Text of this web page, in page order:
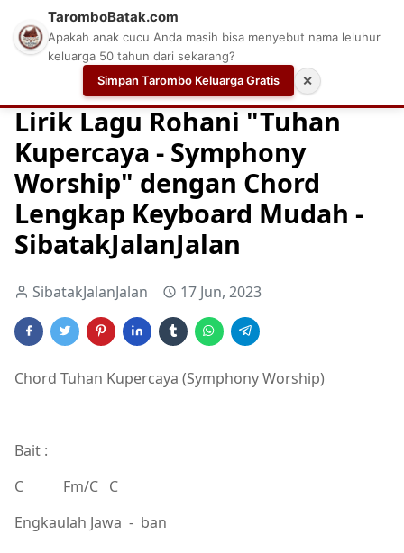
Chord Chord Gitar Lagu Rohani Chord Gitar
Lirik Lagu Rohani "Tuhan
Kupercaya - Symphony
Worship" dengan Chord
Lengkap Keyboard Mudah -
SibatakJalanJalan
SibatakJalanJalan 17 Jun, 2023
Chord Tuhan Kupercaya (Symphony Worship)
Bait :
C Fm/C C
Engkaulah Jawa - ban
TaromboBatak.com
Apakah anak cucu Anda masih bisa menyebut nama leluhur
keluarga 50 tahun dari sekarang?
Simpan Tarombo Keluarga Gratis
✕